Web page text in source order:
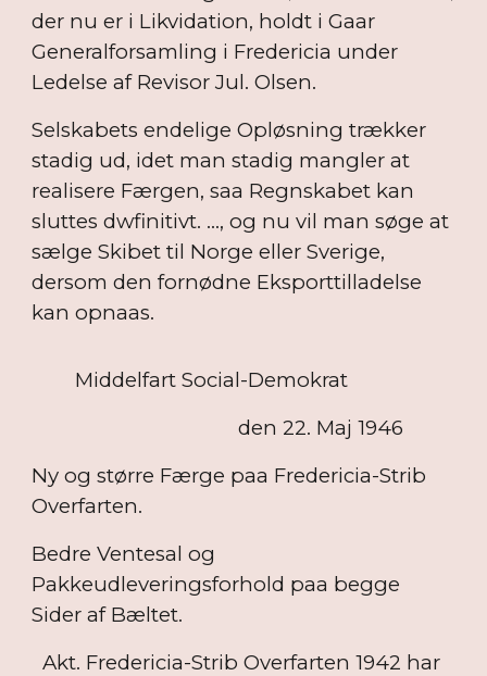
der nu er i Likvidation, holdt i Gaar
Generalforsamling i Fredericia under
Ledelse af Revisor Jul. Olsen.
Selskabets endelige Opløsning trækker
stadig ud, idet man stadig mangler at
realisere Færgen, saa Regnskabet kan
sluttes dwfinitivt. ..., og nu vil man søge at
sælge Skibet til Norge eller Sverige,
dersom den fornødne Eksporttilladelse
kan opnaas.
Middelfart Social-Demokrat
den 22. Maj 1946
Ny og større Færge paa Fredericia-Strib
Overfarten.
Bedre Ventesal og
Pakkeudleveringsforhold paa begge
Sider af Bæltet.
Akt. Fredericia-Strib Overfarten 1942 har